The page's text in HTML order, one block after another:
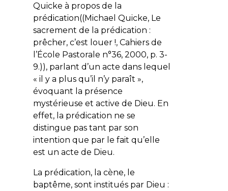
Quicke à propos de la
prédication((Michael Quicke, Le
sacrement de la prédication :
prêcher, c’est louer !, Cahiers de
l’École Pastorale n°36, 2000, p. 3-
9.)), parlant d’un acte dans lequel
« il y a plus qu’il n’y paraît »,
évoquant la présence
mystérieuse et active de Dieu. En
effet, la prédication ne se
distingue pas tant par son
intention que par le fait qu’elle
est un acte de Dieu.
La prédication, la cène, le
baptême, sont institués par Dieu :